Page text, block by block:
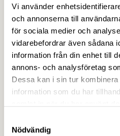
Vi använder
och annonserna till
för sociala medier och
vidarebefordrar även sådana
information från din enhet till
annons- och analysföretag
Dessa kan i sin tur
information som du har
Nödvändig
att bärplockare av vilda
inom ramarna för
säsongsanställning.
30 JUNI 2026